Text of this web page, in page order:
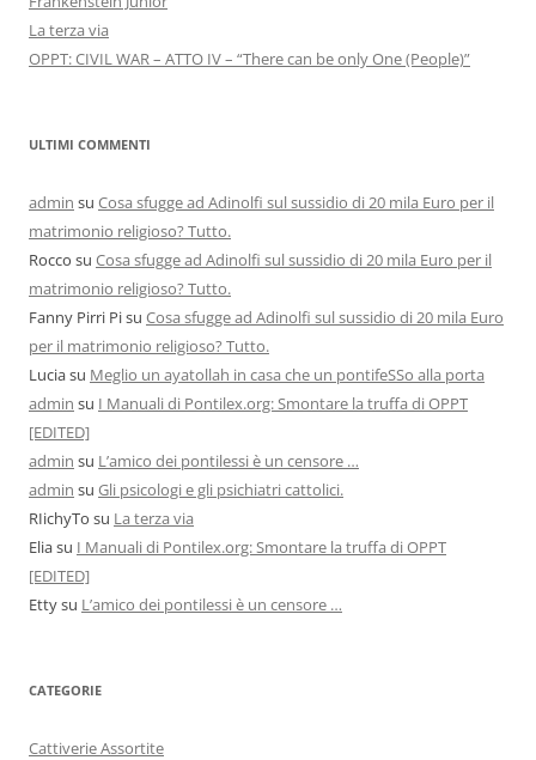
La terza via
OPPT: CIVIL WAR – ATTO IV – “There can be only One (People)”
ULTIMI COMMENTI
admin su Cosa sfugge ad Adinolfi sul sussidio di 20 mila Euro per il
matrimonio religioso? Tutto.
Rocco su Cosa sfugge ad Adinolfi sul sussidio di 20 mila Euro per il
matrimonio religioso? Tutto.
Fanny Pirri Pisu Cosa sfugge ad Adinolfi sul sussidio di 20 mila Euro
per il matrimonio religioso? Tutto.
Luciasu Meglio un ayatollah in casa che un pontifeSSo alla porta
admin su I Manuali di Pontilex.org: Smontare la truffa di OPPT
[EDITED]
admin su L’amico dei pontilessi è un censore …
admin su Gli psicologi e gli psichiatri cattolici.
RIichyTo su La terza via
Eliasu I Manuali di Pontilex.org: Smontare la truffa di OPPT
[EDITED]
Ettysu L’amico dei pontilessi è un censore …
CATEGORIE
Cattiverie Assortite